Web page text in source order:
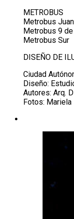
METROBUS
Metrobus
Metrobus 9
Metrobus Sur
DISEÑO DE
Ciudad
Diseño:
Autores: Arq.
Fotos: